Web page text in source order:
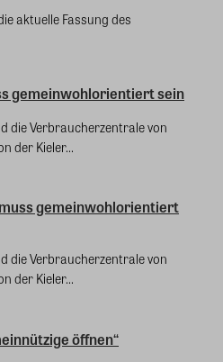
aktuelle Fassung des
gemeinwohlorientiert sein
die Verbraucherzentrale von
der Kieler...
gemeinwohlorientiert
die Verbraucherzentrale von
der Kieler...
öffnen“